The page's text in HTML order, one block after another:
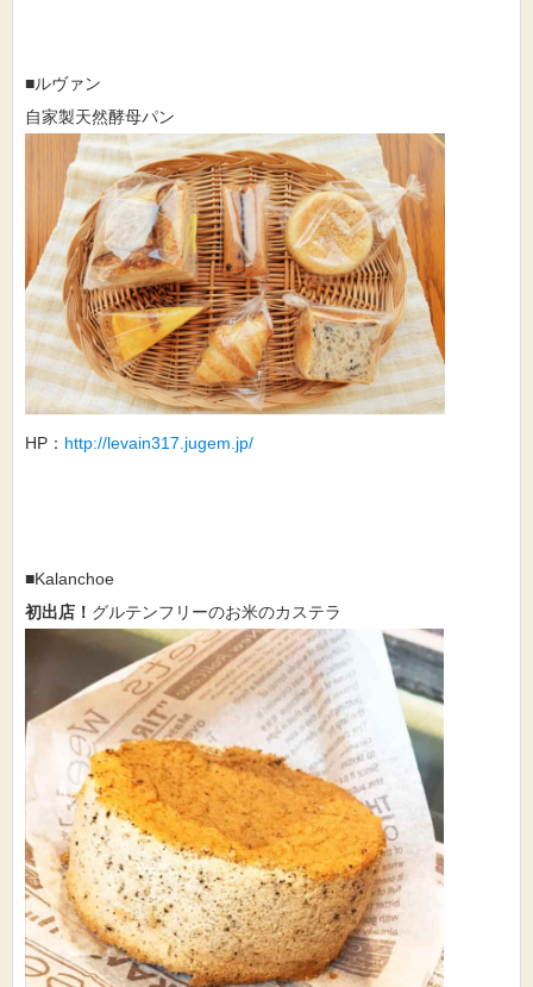
■ルヴァン
自家製天然酵母パン
HP： http://levain317.jugem.jp/
■Kalanchoe
初出店！ グルテンフリーのお米のカステラ